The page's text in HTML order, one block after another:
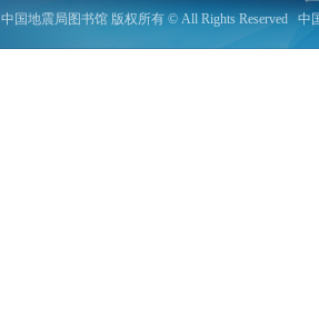
中国地震局图书馆 版权所有 © All Rights Reserved 中